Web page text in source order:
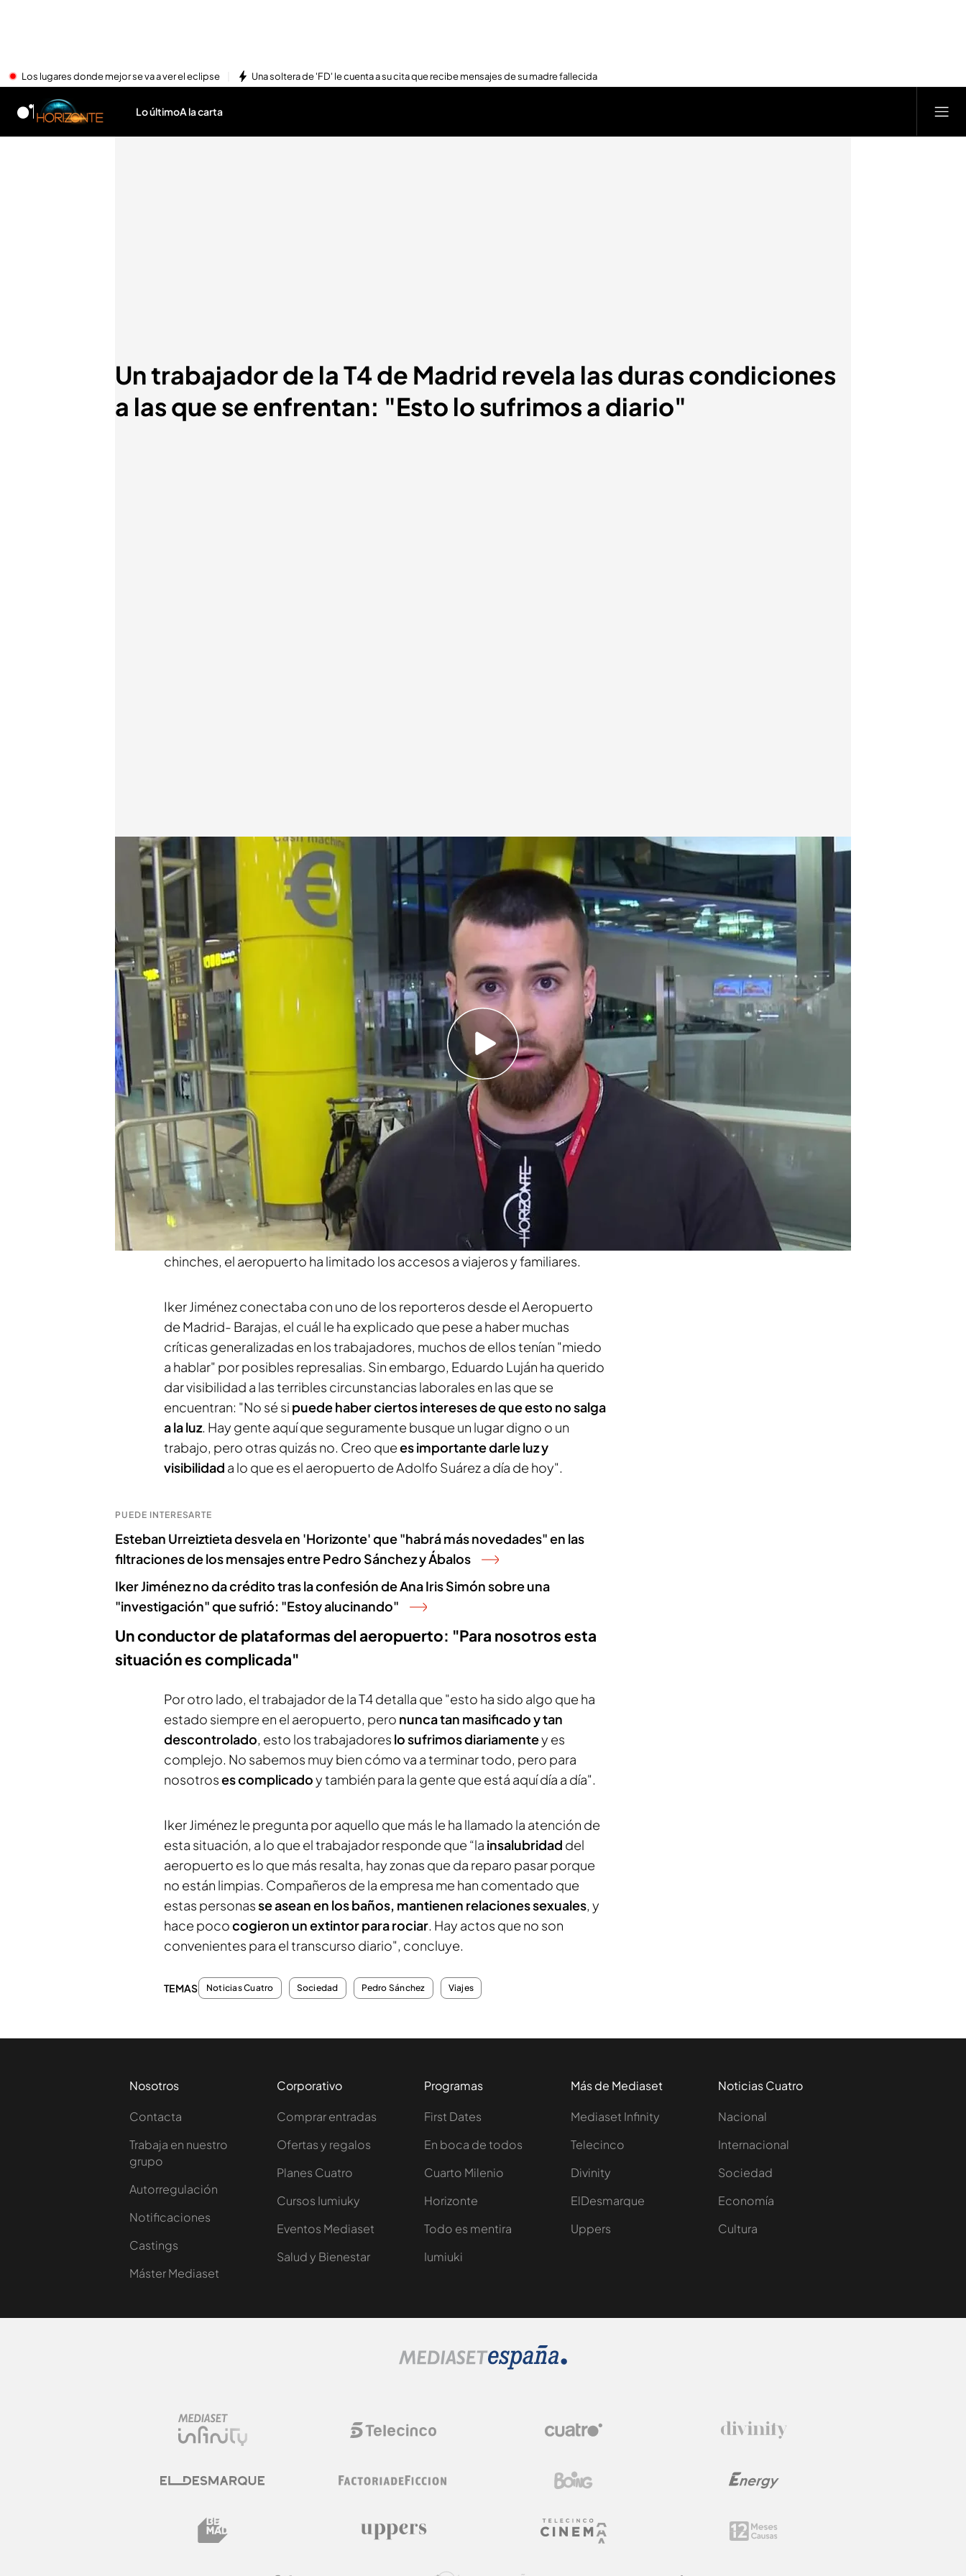
Los lugares donde mejor se va a ver el eclipse Una soltera de 'FD' le cuenta a su cita que recibe mensajes de su madre fallecida
Lo últimoA la carta
Un trabajador de la T4 de Madrid revela las duras condiciones
a las que se enfrentan: "Esto lo sufrimos a diario"
Un trabajador del aeropuerto de Madrid reclama visibilidad ante la situación
Lara Guerra
16 MAY 2025 - 02:25h.
Un conductor de plataformas del Aeropuerto de Madrid-Barajas: "Es
importante dar luz y visibilidad a lo que está ocurriendo"
La indignación de José Cabrera en 'Horizonte' ante la situación de
insalubridad en la T4 de Madrid: "AENA es el responsable directo"
Compartir
Eduardo Luján es
conductor de plataformas del Aeropuerto de Madrid-
Barajas,y comparece en el directo de‘Horizonte’
para explicar la realidad
a la que se enfrentan los trabajadores de esta terminal tras permitir llegar a
una situación totalmente insalubre e insegura. Tras las numerosas críticas
puestas en conocimiento por el sindicato ASAE, se ha desatado en una
guerra entre AENA, la Comunidad y el Ayuntamiento de Madrid.
días mas tarde de realizar una fumigación general ante las plagas de
chinches, el aeropuerto ha limitado los accesos a viajeros y familiares.
Iker Jiménez conectaba con uno de los reporteros desde el Aeropuerto
de Madrid- Barajas, el cuál le ha explicado que pese a haber muchas
críticas generalizadas en los trabajadores, muchos de ellos tenían "miedo
a hablar" por posibles represalias. Sin embargo, Eduardo Luján ha querido
dar visibilidad a las terribles circunstancias laborales en las que se
encuentran: "No sé si puede haber ciertos intereses de que esto no salga
a la luz. Hay gente aquí que seguramente busque un lugar digno o un
trabajo, pero otras quizás no. Creo quees importante darle luz y
visibilidad a lo que es el aeropuerto de Adolfo Suárez a día de hoy".
PUEDE INTERESARTE
Esteban Urreiztieta desvela en 'Horizonte' que "habrá más novedades" en las
filtraciones de los mensajes entre Pedro Sánchez y Ábalos
Iker Jiménez no da crédito tras la confesión de Ana Iris Simón sobre una
"investigación" que sufrió: "Estoy alucinando"
Un conductor de plataformas del aeropuerto: "Para nosotros esta
situación es complicada"
Por otro lado, el trabajador de la T4 detalla que "esto ha sido algo que ha
estado siempre en el aeropuerto, pero nunca tan masificado y tan
descontrolado, esto los trabajadores lo sufrimos diariamentey es
complejo. No sabemos muy bien cómo va a terminar todo, pero para
nosotroses complicadoy también para la gente que está aquí día a día".
Iker Jiménez le pregunta por aquello que más le ha llamado la atención de
esta situación, a lo que el trabajador responde que “la insalubridad del
aeropuerto es lo que más resalta, hay zonas que da reparo pasar porque
no están limpias. Compañeros de la empresa me han comentado que
estas personasse asean en los baños, mantienen relaciones sexuales, y
hace pococogieron un extintor para rociar. Hay actos que no son
convenientes para el transcurso diario", concluye.
TEMAS Noticias Cuatro Sociedad Pedro Sánchez Viajes
Nosotros
Contacta
Trabaja en nuestro
grupo
Autorregulación
Notificaciones
Castings
Máster Mediaset
Corporativo
Comprar entradas
Ofertas y regalos
Planes Cuatro
Cursos Iumiuky
Eventos Mediaset
Salud y Bienestar
Programas
First Dates
En boca de todos
Cuarto Milenio
Horizonte
Todo es mentira
Iumiuki
Más de Mediaset
Mediaset Infinity
Telecinco
Divinity
ElDesmarque
Uppers
Noticias Cuatro
Nacional
Internacional
Sociedad
Economía
Cultura